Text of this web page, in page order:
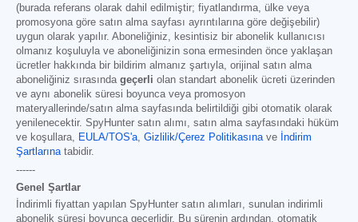
(burada referans olarak dahil edilmiştir; fiyatlandırma, ülke veya
promosyona göre satın alma sayfası ayrıntılarına göre değişebilir)
uygun olarak yapılır. Aboneliğiniz, kesintisiz bir abonelik kullanıcısı
olmanız koşuluyla ve aboneliğinizin sona ermesinden önce yaklaşan
ücretler hakkında bir bildirim almanız şartıyla, orijinal satın alma
aboneliğiniz sırasında geçerli olan standart abonelik ücreti üzerinden
ve aynı abonelik süresi boyunca veya promosyon
materyallerinde/satın alma sayfasında belirtildiği gibi otomatik olarak
yenilenecektir. SpyHunter satın alımı, satın alma sayfasındaki hüküm
ve koşullara, EULA/TOS'a, Gizlilik/Çerez Politikasınave İndirim
Şartlarınatabidir.
------
Genel Şartlar
İndirimli fiyattan yapılan SpyHunter satın alımları, sunulan indirimli
abonelik süresi boyunca geçerlidir. Bu sürenin ardından, otomatik